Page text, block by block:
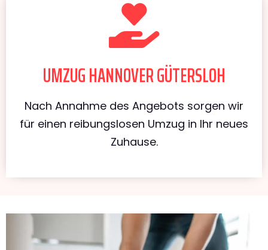
UMZUG HANNOVER GÜTERSLOH
Nach Annahme des Angebots sorgen wir
für einen reibungslosen Umzug in Ihr neues
Zuhause.